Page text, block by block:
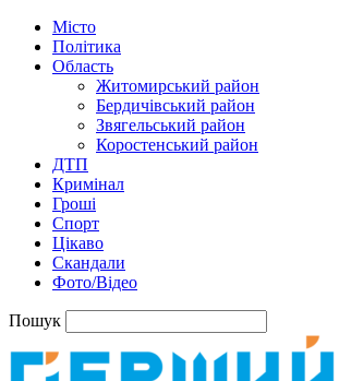
Місто
Політика
Область
Житомирський район
Бердичівський район
Звягельський район
Коростенський район
ДТП
Кримінал
Гроші
Спорт
Цікаво
Скандали
Фото/Відео
Пошук